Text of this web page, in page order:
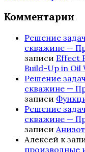
Комментарии
Решение
скважине —
записи Effect
Build-Up in Oil
Решение
скважине —
записи
Решение
скважине —
записи
Алексей к
производные